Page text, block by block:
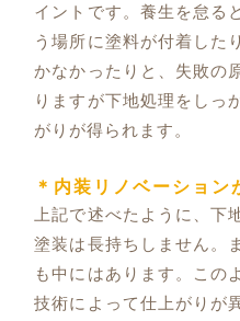
イントです。養生を怠る
う場所に塗料が付着した
かなかったりと、失敗の
りますが下地処理をしっ
がりが得られます。
＊内装リノベーション
上記で述べたように、下
塗装は長持ちしません。
も中にはあります。この
技術によって仕上がりが